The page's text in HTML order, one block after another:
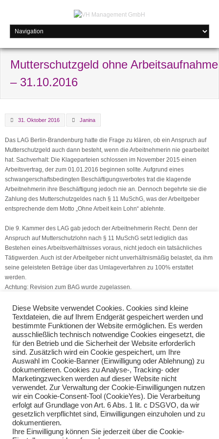
Mutterschutzgeld ohne Arbeitsaufnahme
– 31.10.2016
31. Oktober 2016 Janina
Das LAG Berlin-Brandenburg hatte die Frage zu klären, ob ein Anspruch auf
Mutterschutzgeld auch dann besteht, wenn die Arbeitnehmerin nie gearbeitet
hat. Sachverhalt: Die Klageparteien schlossen im November 2015 einen
Arbeitsvertrag, der zum 01.01.2016 beginnen sollte. Aufgrund eines
schwangerschaftsbedingten Beschäftigungsverbotes trat die klagende
Arbeitnehmerin ihre Beschäftigung jedoch nie an. Dennoch begehrte sie die
Zahlung des Mutterschutzgeldes nach § 11 MuSchG, was der Arbeitgeber
entsprechende dem Motto „Ohne Arbeit kein Lohn“ ablehnte.
Die 9. Kammer des LAG gab jedoch der Arbeitnehmerin Recht. Denn der
Anspruch auf Mutterschutzlohn nach § 11 MuSchG setzt lediglich das
Bestehen eines Arbeitsverhältnisses voraus, nicht jedoch ein tatsächliches
Tätigwerden. Auch ist der Arbeitgeber nicht unverhältnismäßig belastet, da ihm
seine geleisteten Beträge über das Umlageverfahren zu 100% erstattet
werden.
Achtung: Revision zum BAG wurde zugelassen.
(Quelle: V.S.H. Dienstleistungs GmbH)
Mietwagen und Taxi: 1-Prozent-Regelung – 17.10.2016
Vordruck 2017 bereits veröffentlicht – 31.10.2016
Teilen Sie diese Nachricht mit Ihren Freunden oder Kollegen
Diese Website verwendet Cookies. Cookies sind kleine
Textdateien, die auf Ihrem Endgerät gespeichert werden und
bestimmte Funktionen der Website ermöglichen. Es werden
ausschließlich technisch notwendige Cookies eingesetzt, die
für den Betrieb und die Sicherheit der Website erforderlich
sind. Zusätzlich wird ein Cookie gespeichert, um Ihre
Auswahl im Cookie-Banner (Einwilligung oder Ablehnung) zu
dokumentieren. Cookies zu Analyse-, Tracking- oder
Marketingzwecken werden auf dieser Website nicht
verwendet. Zur Verwaltung der Cookie-Einwilligungen nutzen
wir ein Cookie-Consent-Tool (CookieYes). Die Verarbeitung
erfolgt auf Grundlage von Art. 6 Abs. 1 lit. c DSGVO, da wir
gesetzlich verpflichtet sind, Einwilligungen einzuholen und zu
dokumentieren.
Ihre Einwilligung können Sie jederzeit über die Cookie-